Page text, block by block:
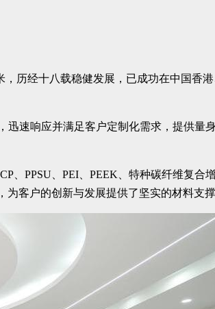
历经十八载稳健发展，已成功在中国香
速响应并满足客户定制化需求，提供量
、PPSU、PEI、PEEK、特种碳纤维复合
客户的创新与发展提供了坚实的材料支撑